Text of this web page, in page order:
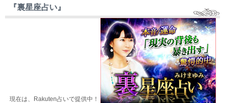
『裏星座占い』
現在は、Rakuten占いで提供中！